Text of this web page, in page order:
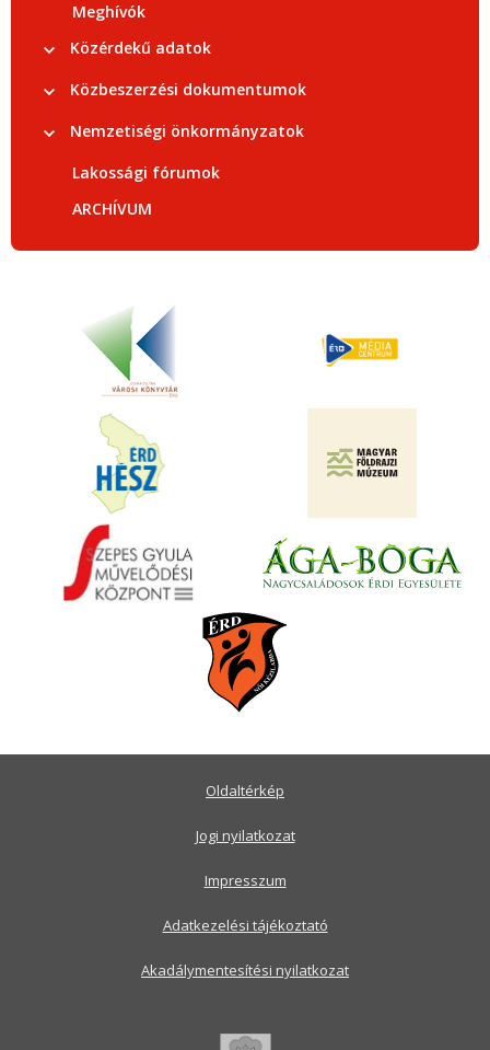
Meghívók
Közérdekű adatok
Közbeszerzési dokumentumok
Nemzetiségi önkormányzatok
Lakossági fórumok
ARCHÍVUM
Oldaltérkép
Jogi nyilatkozat
Impresszum
Adatkezelési tájékoztató
Akadálymentesítési nyilatkozat